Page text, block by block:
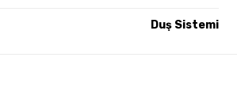
Duş Sistemi